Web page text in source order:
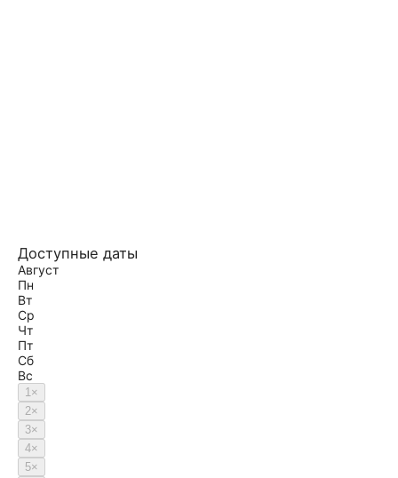
Доступные даты
Август
Пн
Вт
Ср
Чт
Пт
Сб
Вс
1×
2×
3×
4×
5×